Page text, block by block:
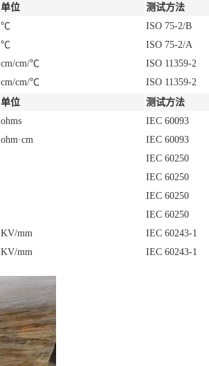
单位
测试方法
℃
ISO 75-2/B
℃
ISO 75-2/A
cm/cm/℃
ISO 11359-2
cm/cm/℃
ISO 11359-2
单位
测试方法
ohms
IEC 60093
ohm·cm
IEC 60093
IEC 60250
IEC 60250
IEC 60250
IEC 60250
KV/mm
IEC 60243-1
KV/mm IEC 60243-1